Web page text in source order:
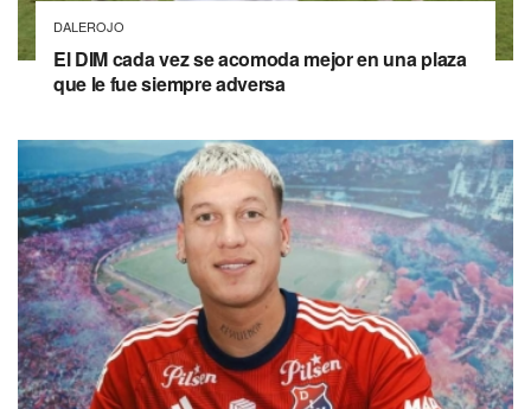
DALEROJO
El DIM cada vez se acomoda mejor en una plaza
que le fue siempre adversa